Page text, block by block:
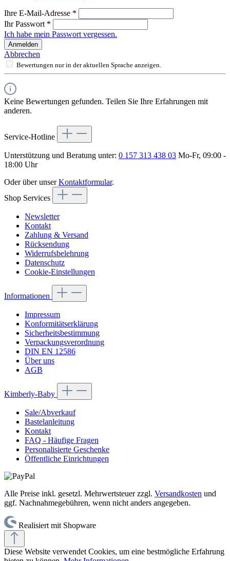
Ihre E-Mail-Adresse *
Ihr Passwort *
Ich habe mein Passwort vergessen.
Anmelden
Abbrechen
Bewertungen nur in der aktuellen Sprache anzeigen.
Keine Bewertungen gefunden. Teilen Sie Ihre Erfahrungen mit
anderen.
Service-Hotline
Unterstützung und Beratung unter: 0 157 313 438 03 Mo-Fr, 09:00 -
18:00 Uhr
Oder über unserKontaktformular.
Shop Services
Newsletter
Kontakt
Zahlung & Versand
Rücksendung
Widerrufsbelehrung
Datenschutz
Cookie-Einstellungen
Informationen
Impressum
Konformitätserklärung
Sicherheitsbestimmung
Verpackungsverordnung
DIN EN 12586
Über uns
AGB
Kimberly-Baby
Sale/Abverkauf
Bastelanleitung
Kontakt
FAQ - Häufige Fragen
Personalisierte Geschenke
Öffentliche Einrichtungen
Alle Preise inkl. gesetzl. Mehrwertsteuer zzgl. Versandkosten und
ggf. Nachnahmegebühren, wenn nicht anders angegeben.
Realisiert mit Shopware
Diese Website verwendet Cookies, um eine bestmögliche Erfahrung